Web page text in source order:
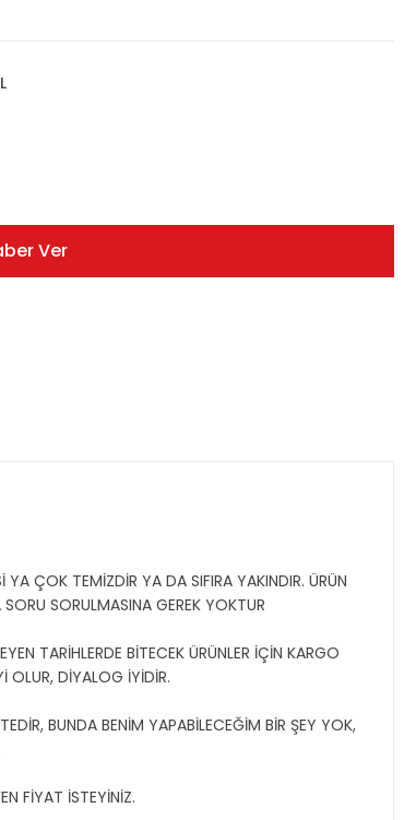
Ver
YA ÇOK TEMİZDİR YA DA SIFIRA YAKINDIR. ÜRÜN
SORULMASINA GEREK YOKTUR
TARİHLERDE BİTECEK ÜRÜNLER İÇİN KARGO
OLUR, DİYALOG İYİDİR.
BUNDA BENİM YAPABİLECEĞİM BİR ŞEY YOK,
FİYAT İSTEYİNİZ.